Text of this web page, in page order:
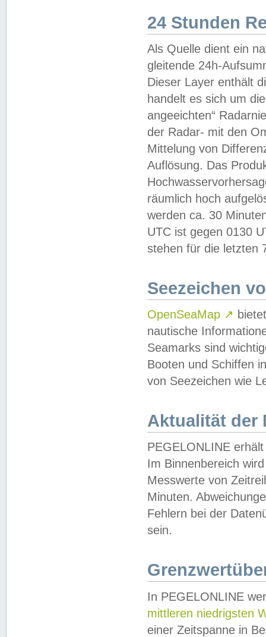
24 Stunden
Als Quelle dient ein
gleitende 24h-
Dieser Layer enthält
handelt es sich um
angeeichten“
der Radar- mit den
Mittelung von
Auflösung. Das
räumlich hoch
werden ca. 30
UTC ist gegen 0130
stehen für die letzten
Seezeichen
OpenSeaMap ↗
nautische
Seamarks sind
Booten und Schiffen
von Seezeichen wie
Aktualität der
PEGELONLINE
Im Binnenbereich
Messwerte von
Minuten.
Fehlern bei der
sein.
In PEGELONLINE
mittleren niedrigsten
einer Zeitspanne in